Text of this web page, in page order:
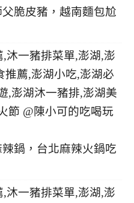
父脆皮豬，越南麵包尬
辣鍋，台北麻辣火鍋吃